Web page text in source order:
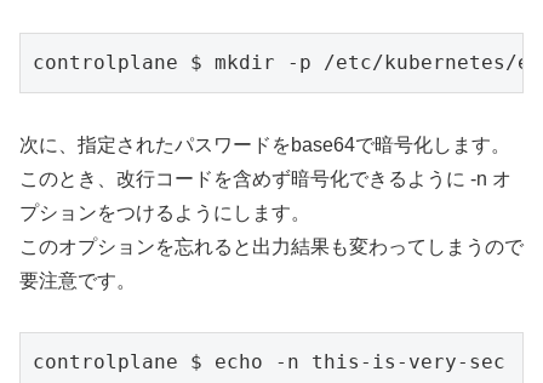
controlplane $ mkdir -p /etc/kubernetes/
次に、指定されたパスワードをbase64で暗号化します。
このとき、改行コードを含めず暗号化できるように -n オ
プションをつけるようにします。
このオプションを忘れると出力結果も変わってしまうので
要注意です。
controlplane $ echo -n this-is-very-sec |